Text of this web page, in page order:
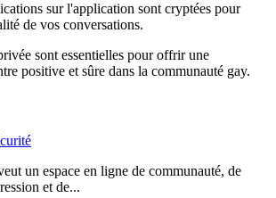
sur l'application sont cryptées pour
de vos conversations.
sont essentielles pour offrir une
positive et sûre dans la communauté gay.
un espace en ligne de communauté, de
et de...